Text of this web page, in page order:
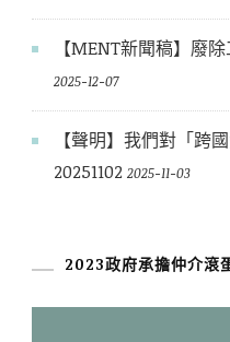
【MENT新聞稿】廢
2025-12-07
【聲明】我們對「跨
20251102 2025-11-03
2023政府承擔仲介滾